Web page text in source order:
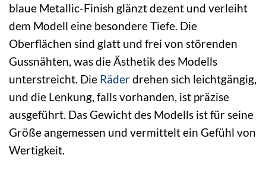
blaue Metallic-Finish glänzt dezent und verleiht
dem Modell eine besondere Tiefe. Die
Oberflächen sind glatt und frei von störenden
Gussnähten, was die Ästhetik des Modells
unterstreicht. Die Räderdrehen sich leichtgängig,
und die Lenkung, falls vorhanden, ist präzise
ausgeführt. Das Gewicht des Modells ist für seine
Größe angemessen und vermittelt ein Gefühl von
Wertigkeit.